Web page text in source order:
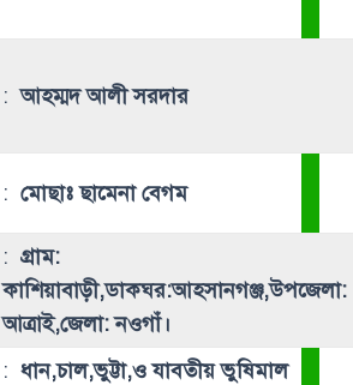
:আহম্মদ আলী সরদার
: মোছাঃ ছামেনা বেগম
: গ্রাম:
কাশিয়াবাড়ী,ডাকঘর:আহসানগঞ্জ,উপজেলা:
আত্রাই,জেলা: নওগাঁ।
: ধান,চাল,ভুট্টা,ও যাবতীয় ভুষিমাল